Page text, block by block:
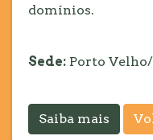
domínios.
Sede: Porto
Saiba mais